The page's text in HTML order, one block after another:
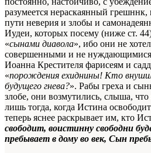
разумеется нераскаянный
пути неверия и злобы и
Иудеи, которых посему (ниже ст.
«сынами диавола», ибо они не
совершенными и не
Иоанна Крестителя фарисеям и
«порождения ехиднины! Кто
будущего гнева?». Рабы греха и
злобе, они возмутились, слыша,
лишь тогда, когда Истина
теперь яснее раскрывает им, кто
свободит, воистинну свободни
пребывает в дому во век, Сын